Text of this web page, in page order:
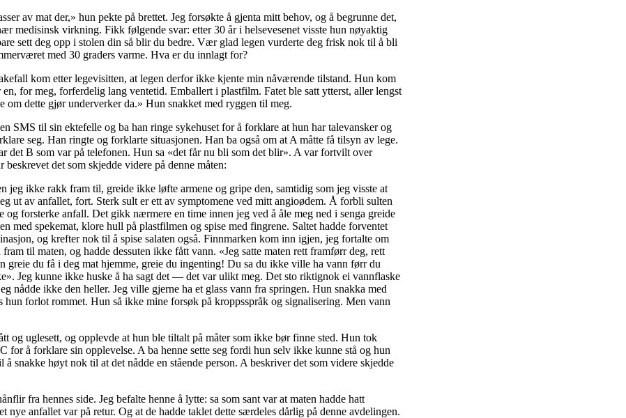
av mat der,» hun pekte på brettet. Jeg forsøkte å gjenta mitt behov, og å begrunne det,
medisinsk virkning. Fikk følgende svar: etter 30 år i helsevesenet visste hun nøyaktig
sett deg opp i stolen din så blir du bedre. Vær glad legen vurderte deg frisk nok til å bli
med 30 graders varme. Hva er du innlagt for?
kom etter legevisitten, at legen derfor ikke kjente min nåværende tilstand. Hun kom
en, for meg, forferdelig lang ventetid. Emballert i plastfilm. Fatet ble satt ytterst, aller lengst
om dette gjør underverker da.» Hun snakket med ryggen til meg.
SMS til sin ektefelle og ba han ringe sykehuset for å forklare at hun har talevansker og
seg. Han ringte og forklarte situasjonen. Han ba også om at A måtte få tilsyn av lege.
det B som var på telefonen. Hun sa «det får nu bli som det blir». A var fortvilt over
beskrevet det som skjedde videre på denne måten:
jeg ikke rakk fram til, greide ikke løfte armene og gripe den, samtidig som jeg visste at
ut av anfallet, fort. Sterk sult er ett av symptomene ved mitt angioødem. Å forbli sulten
og forsterke anfall. Det gikk nærmere en time innen jeg ved å åle meg ned i senga greide
med spekemat, klore hull på plastfilmen og spise med fingrene. Saltet hadde forventet
og krefter nok til å spise salaten også. Finnmarken kom inn igjen, jeg fortalte om
til maten, og hadde dessuten ikke fått vann. «Jeg satte maten rett framførr deg, rett
greie du få i deg mat hjemme, greie du ingenting! Du sa du ikke ville ha vann førr du
Jeg kunne ikke huske å ha sagt det — det var ulikt meg. Det sto riktignok ei vannflaske
nådde ikke den heller. Jeg ville gjerne ha et glass vann fra springen. Hun snakka med
hun forlot rommet. Hun så ikke mine forsøk på kroppsspråk og signalisering. Men vann
og uglesett, og opplevde at hun ble tiltalt på måter som ikke bør finne sted. Hun tok
for å forklare sin opplevelse. A ba henne sette seg fordi hun selv ikke kunne stå og hun
å snakke høyt nok til at det nådde en stående person. A beskriver det som videre skjedde
fra hennes side. Jeg befalte henne å lytte: sa som sant var at maten hadde hatt
nye anfallet var på retur. Og at de hadde taklet dette særdeles dårlig på denne avdelingen.